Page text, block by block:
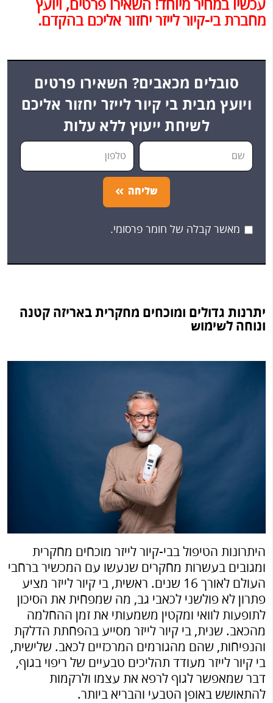
עכשיו במחיר מיוחד! השאירו פרטים, ויועץ
מחברת בי-קיור לייזר יחזור אליכם בהקדם.
סובלים מכאבים? השאירו פרטים
ויועץ מבית בי קיור לייזר יחזור אליכם
לשיחת ייעוץ ללא עלות
שליחה
מאשר קבלה של חומר פרסומי.
יתרנות גדולים ומוכחים מחקרית באריזה קטנה
ונוחה לשימוש
היתרונות הטיפול בבי-קיור לייזר מוכחים מחקרית
ומגובים בעשרות מחקרים שנעשו עם המכשיר ברחבי
העולם לאורך 16 שנים. ראשית, בי קיור לייזר מציע
פתרון לא פולשני לכאבי גב, מה שמפחית את הסיכון
לתופעות לוואי ומקטין משמעותי את זמן ההחלמה
מהכאב. שנית, בי קיור לייזר מסייע בהפחתת הדלקת
והנפיחות, שהם מהגורמים המרכזיים לכאב. שלישית,
בי קיור לייזר מעודד תהליכים טבעיים של ריפוי בגוף,
דבר שמאפשר לגוף לרפא את עצמו ולרקמות
להתאושש באופן הטבעי והבריא ביותר.